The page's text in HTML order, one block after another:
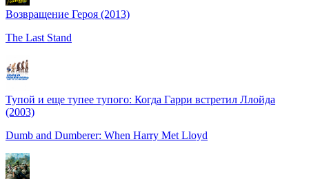
Возвращение Героя (2013)
The Last Stand
Тупой и еще тупее тупого: Когда Гарри встретил Ллойда
(2003)
Dumb and Dumberer: When Harry Met Lloyd